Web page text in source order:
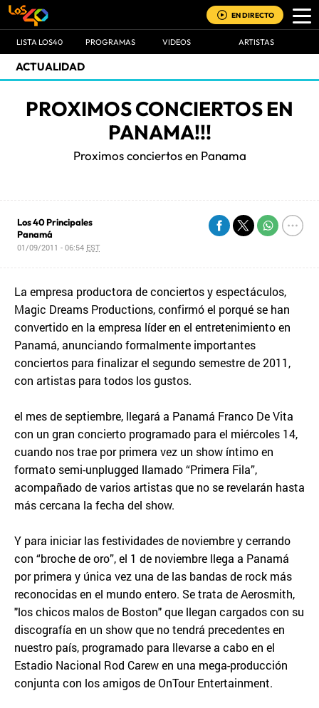
EN DIRECTO
LISTA LOS40 PROGRAMAS VIDEOS ARTISTAS
ACTUALIDAD
PROXIMOS CONCIERTOS EN
PANAMA!!!
Proximos conciertos en Panama
Los 40 Principales
Panamá
01/09/2011 - 06:54 EST
La empresa productora de conciertos y espectáculos,
Magic Dreams Productions, confirmó el porqué se han
convertido en la empresa líder en el entretenimiento en
Panamá, anunciando formalmente importantes
conciertos para finalizar el segundo semestre de 2011,
con artistas para todos los gustos.
el mes de septiembre, llegará a Panamá Franco De Vita
con un gran concierto programado para el miércoles 14,
cuando nos trae por primera vez un show íntimo en
formato semi-unplugged llamado “Primera Fila”,
acompañado de varios artistas que no se revelarán hasta
más cercana la fecha del show.
Y para iniciar las festividades de noviembre y cerrando
con “broche de oro”, el 1 de noviembre llega a Panamá
por primera y única vez una de las bandas de rock más
reconocidas en el mundo entero. Se trata de Aerosmith,
"los chicos malos de Boston" que llegan cargados con su
discografía en un show que no tendrá precedentes en
nuestro país, programado para llevarse a cabo en el
Estadio Nacional Rod Carew en una mega-producción
conjunta con los amigos de OnTour Entertainment.